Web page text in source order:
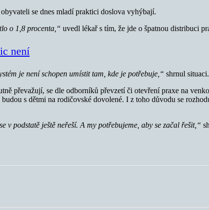
se dnes mladí praktici doslova vyhýbají.
o 1,8 procenta,“ uvedl lékař s tím, že jde o špatnou distribuci
není
je není schopen umístit tam, kde je potřebuje,“ shrnul situaci.
převažují, se dle odborníků převzetí či otevření praxe na
s dětmi na rodičovské dovolené. I z toho důvodu se
v podstatě ještě neřeší. A my potřebujeme, aby se začal řešit,“